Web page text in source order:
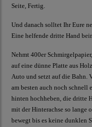
Seite, Fertig.
Und danach solltet Ihr Eure
Eine helfende dritte Hand
Nehmt 400er
auf eine dünne Platte aus
Auto und setzt auf die Bahn.
am besten auch noch schnell
hinten hochheben, die dritte
mit der Hinterachse so lange
bewegt bis es keine dunklen